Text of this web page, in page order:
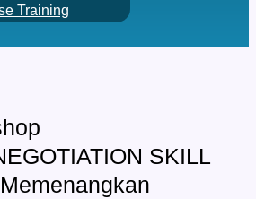
Training
SKILL